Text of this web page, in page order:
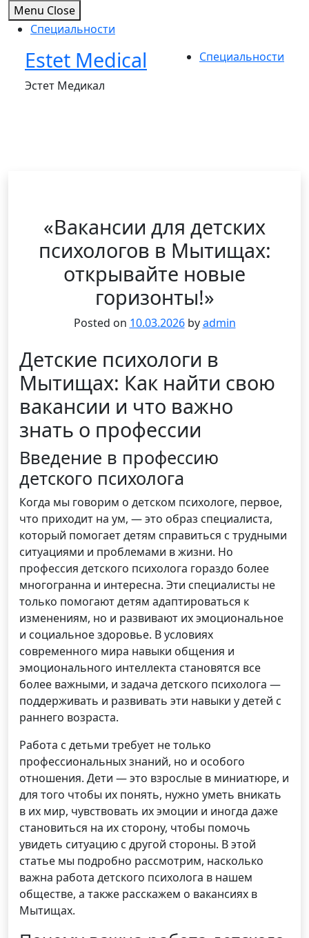
Menu Close
Специальности
content
Estet Medical
Эстет Медикал
Специальности
«Вакансии для детских
психологов в Мытищах:
открывайте новые
горизонты!»
Posted on 10.03.2026byadmin
Детские психологи в
Мытищах: Как найти свою
вакансии и что важно
знать о профессии
Введение в профессию
детского психолога
Когда мы говорим о детском психологе, первое,
что приходит на ум, — это образ специалиста,
который помогает детям справиться с трудными
ситуациями и проблемами в жизни. Но
профессия детского психолога гораздо более
многогранна и интересна. Эти специалисты не
только помогают детям адаптироваться к
изменениям, но и развивают их эмоциональное
и социальное здоровье. В условиях
современного мира навыки общения и
эмоционального интеллекта становятся все
более важными, и задача детского психолога —
поддерживать и развивать эти навыки у детей с
раннего возраста.
Работа с детьми требует не только
профессиональных знаний, но и особого
отношения. Дети — это взрослые в миниатюре, и
для того чтобы их понять, нужно уметь вникать
в их мир, чувствовать их эмоции и иногда даже
становиться на их сторону, чтобы помочь
увидеть ситуацию с другой стороны. В этой
статье мы подробно рассмотрим, насколько
важна работа детского психолога в нашем
обществе, а также расскажем о вакансиях в
Мытищах.